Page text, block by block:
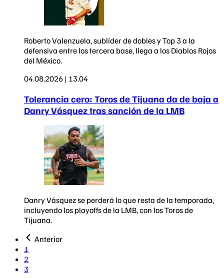
Roberto Valenzuela, sublíder de dobles y Top 3 a la
defensiva entre los tercera base, llega a los Diablos Rojos
del México.
04.08.2026 | 13.04
Tolerancia cero: Toros de Tijuana da de baja a
Danry Vásquez tras sanción de la LMB
Danry Vásquez se perderá lo que resta de la temporada,
incluyendo los playoffs de la LMB, con los Toros de
Tijuana.
Anterior
1
2
3